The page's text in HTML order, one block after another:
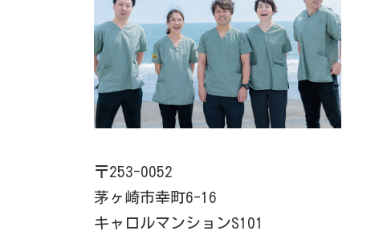
〒253-0052
茅ヶ崎市幸町6-16
キャロルマンションS101